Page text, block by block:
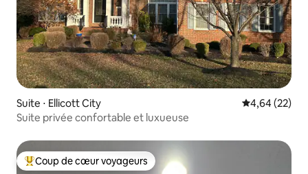
Suite ⋅ Ellicott City Évaluation
4,64 (22)
Suite privée confortable et luxueuse
Coups de cœur voyageurs les plus appréciés
Coup de cœur voyageurs